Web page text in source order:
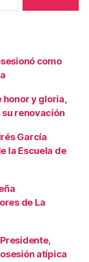
como
honor y gloria,
renovación
García
la Escuela de
de La
atípica